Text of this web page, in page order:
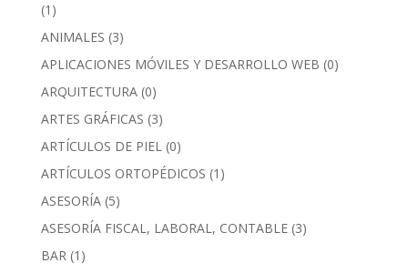
(1)
ANIMALES (3)
APLICACIONES MÓVILES Y DESARROLLO WEB (0)
ARQUITECTURA(0)
ARTES GRÁFICAS (3)
ARTÍCULOS DE PIEL(0)
ARTÍCULOS ORTOPÉDICOS (1)
ASESORÍA(5)
ASESORÍA FISCAL, LABORAL, CONTABLE(3)
BAR(1)